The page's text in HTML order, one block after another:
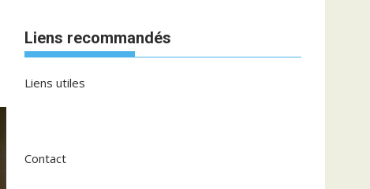
Liens recommandés
Liens utiles
Contact